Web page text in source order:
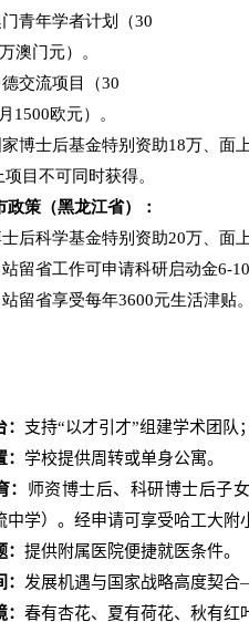
青年学者计划（30
万澳门元）。
交流项目（30
1500欧元）。
家博士后基金特别资助18万、面
项目不可同时获得。
政策（黑龙江省）：
后科学基金特别资助20万、面
站留省工作可申请科研启动金6-10
站留省享受每年3600元生活津贴。
支持“以才引才”组建学术团队
学校提供周转或单身公寓。
： 师资博士后、科研博士后子
中学）。经申请可享受哈工大附
提供附属医院便捷就医条件。
发展机遇与国家战略高度契
春有杏花、夏有荷花、秋有红